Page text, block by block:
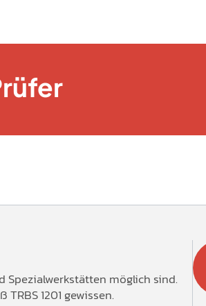
Spezialwerkstätten möglich sind.
1201 gewissen.